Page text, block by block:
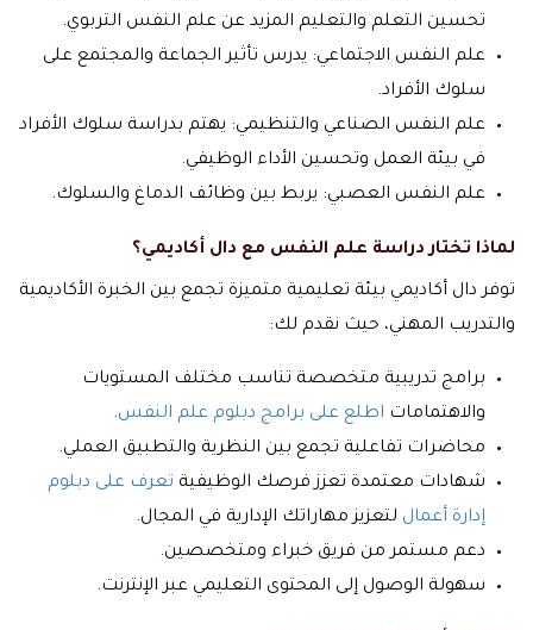
تحسين التعلم والتعليم المزيد عن علم النفس التربوي.
علم النفس الاجتماعي: يدرس تأثير الجماعة والمجتمع على
سلوك الأفراد.
علم النفس الصناعي والتنظيمي: يهتم بدراسة سلوك الأفراد
في بيئة العمل وتحسين الأداء الوظيفي.
علم النفس العصبي: يربط بين وظائف الدماغ والسلوك.
لماذا تختار دراسة علم النفس مع دال أكاديمي؟
توفر دال أكاديمي بيئة تعليمية متميزة تجمع بين الخبرة الأكاديمية
والتدريب المهني، حيث نقدم لك:
برامج تدريبية متخصصة تناسب مختلف المستويات
والاهتمامات اطلع على برامج دبلوم علم النفس.
محاضرات تفاعلية تجمع بين النظرية والتطبيق العملي.
شهادات معتمدة تعزز فرصك الوظيفية تعرف على دبلوم
إدارة أعمال لتعزيز مهاراتك الإدارية في المجال.
دعم مستمر من فريق خبراء ومتخصصين.
سهولة الوصول إلى المحتوى التعليمي عبر الإنترنت.